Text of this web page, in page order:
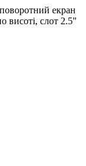
екран
висоті, слот 2.5"